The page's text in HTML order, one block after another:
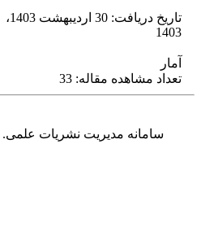
تاریخ دریافت: 30 اردیبهشت 1403 ،
1403
آمار
تعداد مشاهده مقاله: 33
سامانه مدیریت نشریات علمی.